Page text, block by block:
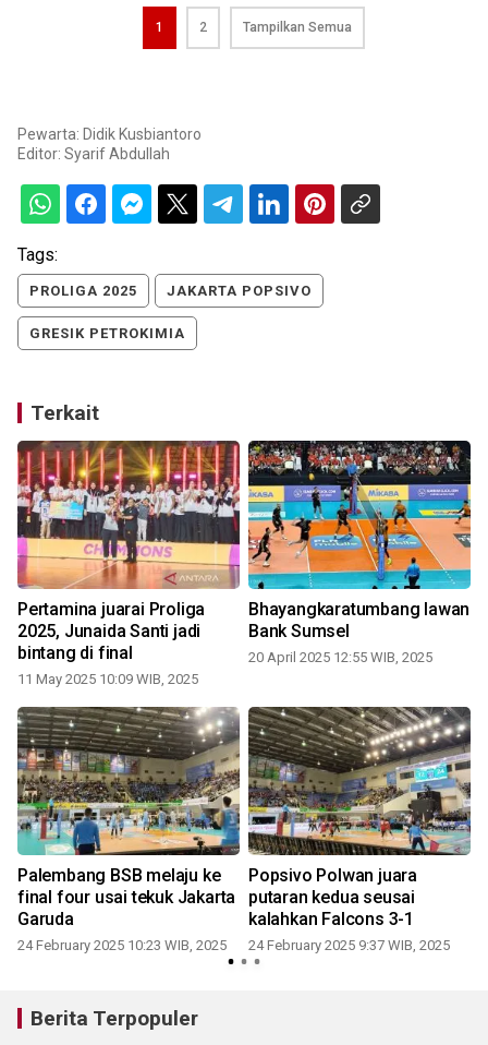
1 2 Tampilkan Semua
Pewarta: Didik Kusbiantoro
Editor: Syarif Abdullah
Tags:
PROLIGA 2025 JAKARTA POPSIVO
GRESIK PETROKIMIA
Terkait
Pertamina juarai Proliga
2025, Junaida Santi jadi
bintang di final
11 May 2025 10:09 WIB, 2025
Bhayangkaratumbang lawan
Bank Sumsel
20 April 2025 12:55 WIB, 2025
Palembang BSB melaju ke
final four usai tekuk Jakarta
Garuda
24 February 2025 10:23 WIB, 2025
Popsivo Polwan juara
putaran kedua seusai
kalahkan Falcons 3-1
24 February 2025 9:37 WIB, 2025
Berita Terpopuler